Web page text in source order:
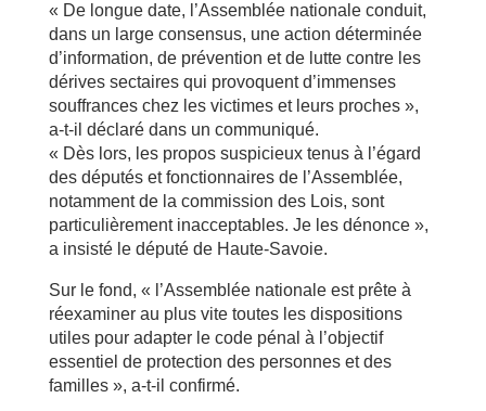
« De longue date, l’Assemblée nationale conduit,
dans un large consensus, une action déterminée
d’information, de prévention et de lutte contre les
dérives sectaires qui provoquent d’immenses
souffrances chez les victimes et leurs proches »,
a-t-il déclaré dans un communiqué.
« Dès lors, les propos suspicieux tenus à l’égard
des députés et fonctionnaires de l’Assemblée,
notamment de la commission des Lois, sont
particulièrement inacceptables. Je les dénonce »,
a insisté le député de Haute-Savoie.
Sur le fond, « l’Assemblée nationale est prête à
réexaminer au plus vite toutes les dispositions
utiles pour adapter le code pénal à l’objectif
essentiel de protection des personnes et des
familles », a-t-il confirmé.